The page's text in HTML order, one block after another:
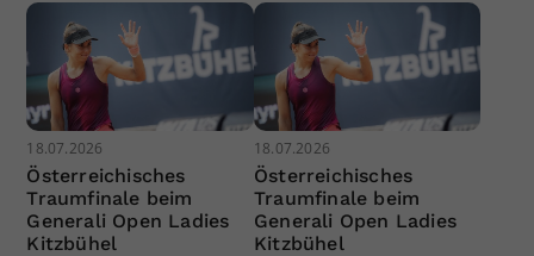
18.07.2026
Österreichisches
Traumfinale beim
Generali Open Ladies
Kitzbühel
18.07.2026
Österreichisches
Traumfinale beim
Generali Open Ladies
Kitzbühel